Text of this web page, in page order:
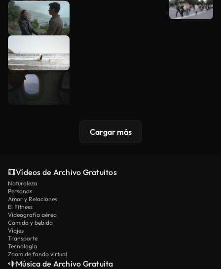
Cargar más
Vídeos de Archivo Gratuitos
Naturaleza
Personas
Amor y Relaciones
El Fitness
Videografía aérea
Comida y bebida
Viajes
Transporte
Tecnología
Zoom de fondo virtual
Música de Archivo Gratuita